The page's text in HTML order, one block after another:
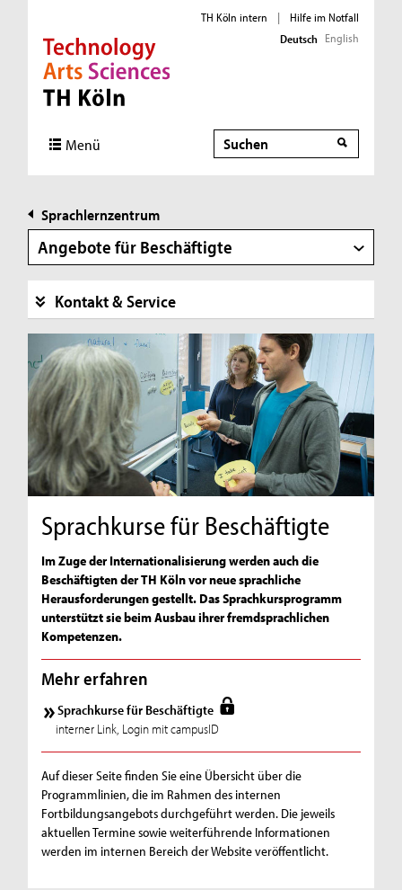
Direkt zur Hauptnavigation
Direkt zur Subnavigation
Direkt zum Inhalt
Direkt zum Fußbereich
TH Köln intern |
Hilfe im Notfall
Deutsch English
Menü Suche
Sprachlernzentrum
Angebote für Beschäftigte
Kontakt & Service
Sprachkurse für Beschäftigte
Im Zuge der Internationalisierung werden auch die
Beschäftigten der TH Köln vor neue sprachliche
Herausforderungen gestellt. Das Sprachkursprogramm
unterstützt sie beim Ausbau ihrer fremdsprachlichen
Kompetenzen.
Mehr erfahren
Sprachkurse für Beschäftigte
interner Link, Login mit campusID
Auf dieser Seite finden Sie eine Übersicht über die
Programmlinien, die im Rahmen des internen
Fortbildungsangebots durchgeführt werden. Die jeweils
aktuellen Termine sowie weiterführende Informationen
werden im internen Bereich der Website veröffentlicht.